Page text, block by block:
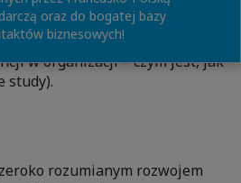
benchmark, narzędzia
Competence Game.
w organizacji – czym jest, jak
study).
rozumianym rozwojem
oraz do bogatej bazy
biznesowych!